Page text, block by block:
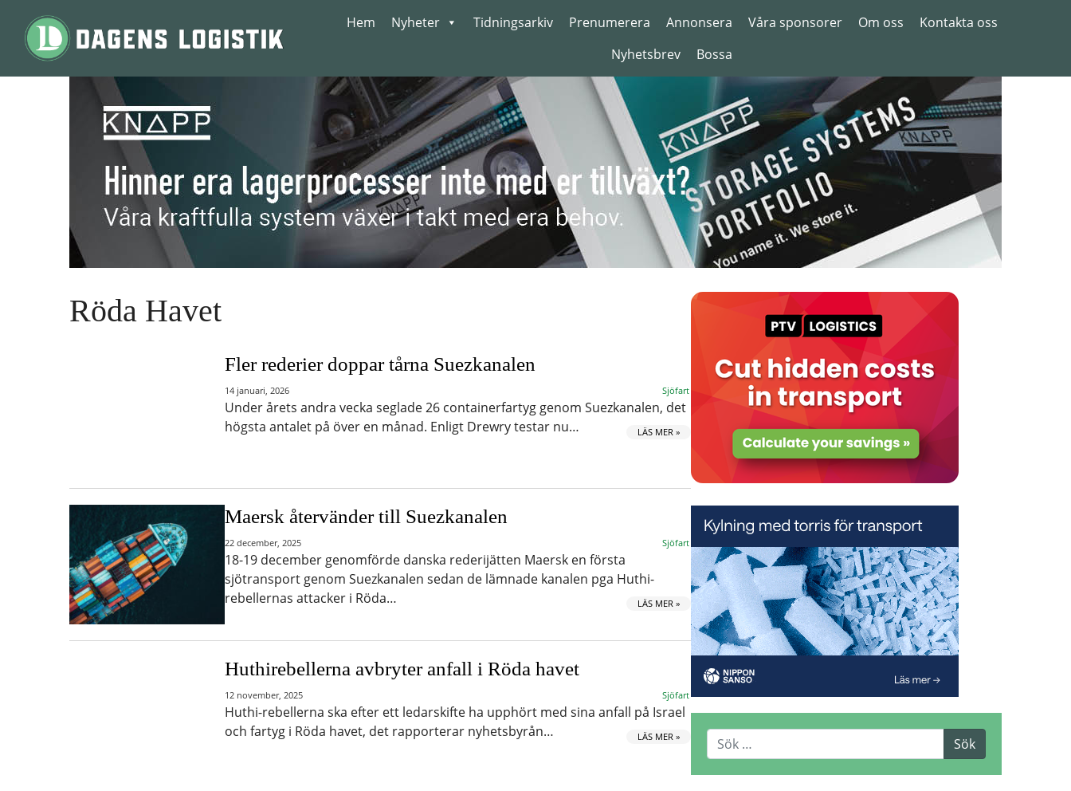
Hem Nyheter Tidningsarkiv Prenumerera Annonsera Våra sponsorer Om oss
Kontakta oss
Nyhetsbrev
Bossa
Röda Havet
Fler rederier doppar tårna Suezkanalen
14 januari, 2026 Sjöfart
Under årets andra vecka seglade 26 containerfartyg genom Suezkanalen, det
högsta antalet på över en månad. Enligt Drewry testar nu…
LÄS MER »
Maersk återvänder till Suezkanalen
22 december, 2025 Sjöfart
18-19 december genomförde danska rederijätten Maersk en första
sjötransport genom Suezkanalen sedan de lämnade kanalen pga Huthi-
rebellernas attacker i Röda…
LÄS MER »
Huthirebellerna avbryter anfall i Röda havet
12 november, 2025 Sjöfart
Huthi-rebellerna ska efter ett ledarskifte ha upphört med sina anfall på Israel
och fartyg i Röda havet, det rapporterar nyhetsbyrån…
LÄS MER »